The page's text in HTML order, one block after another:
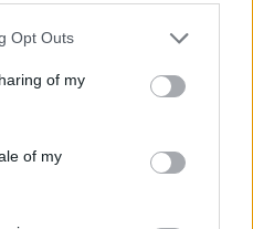
Opt Outs
of my
of my
γυναικών και
Ισραήλ, δήλωσε στο
συνομιλιών. Έως τώρα
συμφωνία.